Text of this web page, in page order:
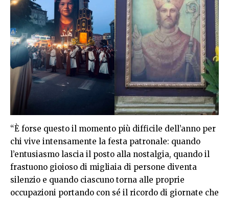
“È forse questo il momento più difficile dell’anno per
chi vive intensamente la festa patronale: quando
l’entusiasmo lascia il posto alla nostalgia, quando il
frastuono gioioso di migliaia di persone diventa
silenzio e quando ciascuno torna alle proprie
occupazioni portando con sé il ricordo di giornate che